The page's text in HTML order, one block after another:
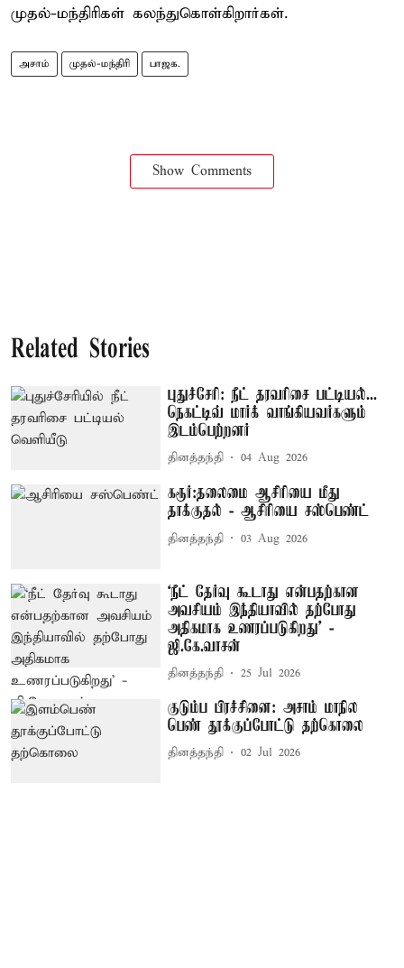
முதல்-மந்திரிகள் கலந்துகொள்கிறார்கள்.
அசாம் முதல்-மந்திரி பாஜக.
Show Comments
Related Stories
புதுச்சேரி: நீட் தரவரிசை பட்டியல்...
நெகட்டிவ் மார்க் வாங்கியவர்களும்
இடம்பெற்றனர்
தினத்தந்தி 04 Aug 2026
கரூர்:தலைமை ஆசிரியை மீது
தாக்குதல் - ஆசிரியை சஸ்பெண்ட்
தினத்தந்தி 03 Aug 2026
‘நீட் தேர்வு கூடாது என்பதற்கான
அவசியம் இந்தியாவில் தற்போது
அதிகமாக உணரப்படுகிறது’ -
ஜி.கே.வாசன்
தினத்தந்தி 25 Jul 2026
குடும்ப பிரச்சினை: அசாம் மாநில
பெண் தூக்குப்போட்டு தற்கொலை
தினத்தந்தி 02 Jul 2026